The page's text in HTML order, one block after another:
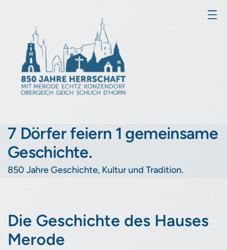
7 Dörfer feiern 1 gemeinsame
Geschichte.
850 Jahre Geschichte, Kultur und Tradition.
Die Geschichte des Hauses
Merode